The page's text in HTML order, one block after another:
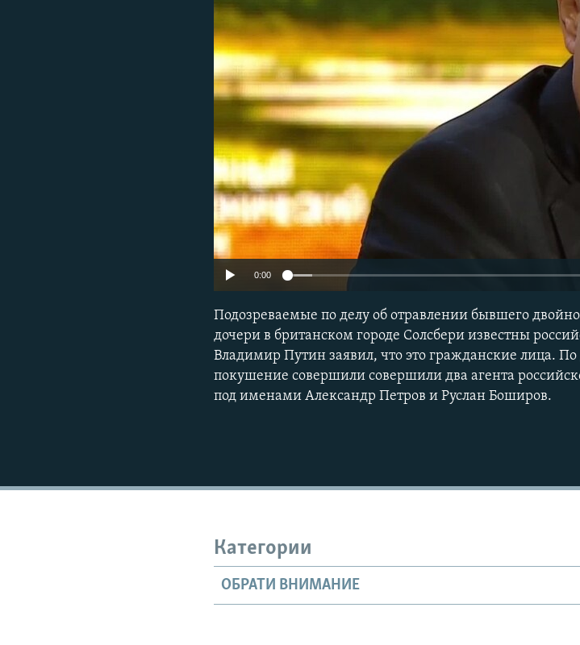
No
0:00
Подозреваемые по делу об отравлении бывшего
дочери в британском городе Солсбери известны
Владимир Путин заявил, что это гражданские лица.
покушение совершили совершили два агента
под именами Александр Петров и Руслан Боширов.
Категории
ОБРАТИ ВНИМАНИЕ